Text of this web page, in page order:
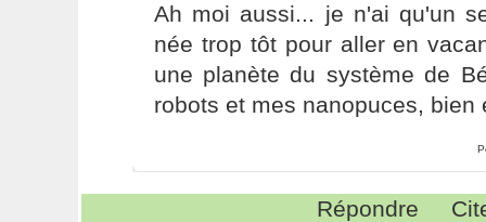
Ah moi aussi... je n'ai qu'un
née trop tôt pour aller en
une planète du système de
robots et mes nanopuces, bien
Répondre